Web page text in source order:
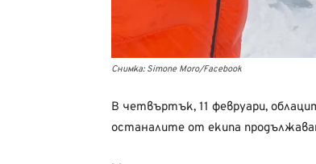
Снимка: Simone Moro/Facebook
В четвъртък, 11 февруари,
останалите от екипа